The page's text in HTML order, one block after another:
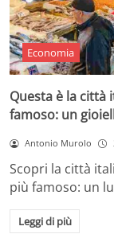
Economia
Questa è la città
famoso: un
Antonio Murolo
Scopri la città
più famoso: un
Leggi di più